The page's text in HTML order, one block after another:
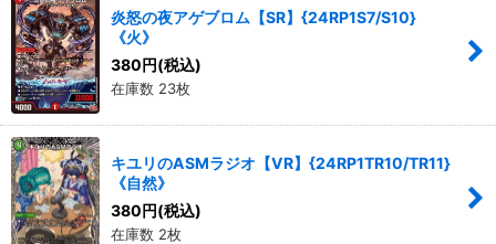
炎怒の夜アゲブロム【SR】{24RP1S7/S10}
《火》
380円(税込)
在庫数 23枚
キユリのASMラジオ【VR】{24RP1TR10/TR11}
《自然》
380円(税込)
在庫数 2枚